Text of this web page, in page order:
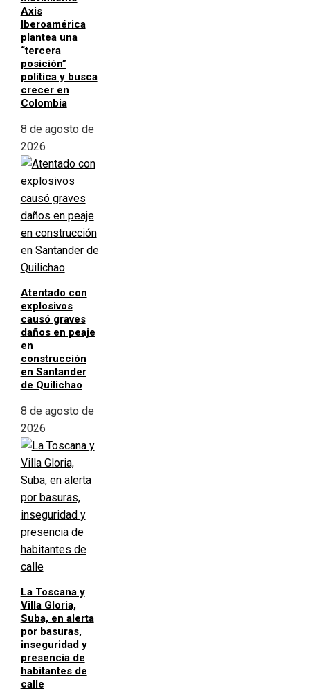
Axis
Iberoamérica
plantea una
“tercera
posición”
política y busca
crecer en
Colombia
8 de agosto de
2026
Atentado con
explosivos
causó graves
daños en peaje
en
construcción
en Santander
de Quilichao
8 de agosto de
2026
La Toscana y
Villa Gloria,
Suba, en alerta
por basuras,
inseguridad y
presencia de
habitantes de
calle